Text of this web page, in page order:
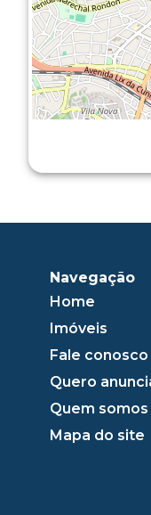
Navegação
Home
Imóveis
Fale conosco
Quero
Quem somos
Mapa do site